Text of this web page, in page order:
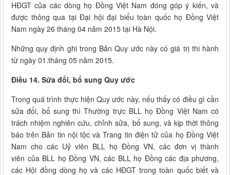
HĐGT của các dòng họ Đồng Việt Nam đóng góp ý kiến, và
được thông qua tại Đại hội đại biểu toàn quốc họ Đồng Việt
Nam ngày 26 tháng 04 năm 2015 tại Hà Nội.
Những quy định ghi trong Bản Quy ước này có giá trị thi hành
từ ngày 01.tháng 05 năm 2015.
Điều 14. Sửa đổi, bổ sung Quy ước
Trong quá trình thực hiện Quy ước này, nếu thấy có điều gì cần
sửa đổi, bổ sung thì Thường trực BLL họ Đồng Việt Nam có
trách nhiệm nghiên cứu, chỉnh sửa, bổ sung, và kịp thời thông
báo trên Bản tin nội tộc và Trang tin điện tử của họ Đồng Việt
Nam cho các Uỷ viên BLL họ Đồng VN, các đơn vị thành
viên của BLL họ Đồng VN, các BLL họ Đồng các địa phương,
các Hội đồng dòng họ và các HĐGT trong toàn quốc biết và